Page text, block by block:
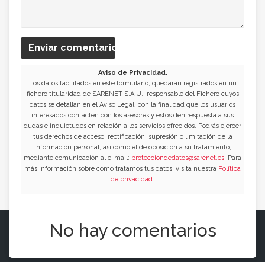
Enviar comentario
Aviso de Privacidad.
Los datos facilitados en este formulario, quedarán registrados en un
fichero titularidad de SARENET S.A.U., responsable del Fichero cuyos
datos se detallan en el Aviso Legal, con la finalidad que los usuarios
interesados contacten con los asesores y estos den respuesta a sus
dudas e inquietudes en relación a los servicios ofrecidos. Podrás ejercer
tus derechos de acceso, rectificación, supresión o limitación de la
información personal, así como el de oposición a su tratamiento,
mediante comunicación al e-mail: protecciondedatos@sarenet.es . Para
más información sobre como tratamos tus datos, visita nuestra Política
de privacidad
No hay comentarios